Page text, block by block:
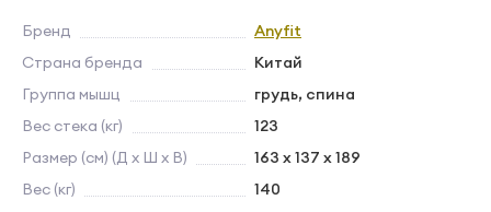
Бренд
Anyfit
Страна бренда
Китай
Группа мышц
грудь, спина
Вес стека (кг)
123
Размер (см) (Д х Ш х В)
163 х 137 х 189
Вес (кг)
140